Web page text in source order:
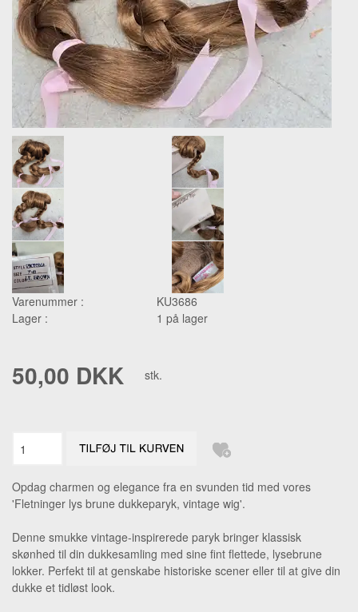
Varenummer :
KU3686
Lager :
1 på lager
50,00 DKK stk.
Opdag charmen og elegance fra en svunden tid med vores
'Fletninger lys brune dukkeparyk, vintage wig'.
Denne smukke vintage-inspirerede paryk bringer klassisk
skønhed til din dukkesamling med sine fint flettede, lysebrune
lokker. Perfekt til at genskabe historiske scener eller til at give din
dukke et tidløst look.